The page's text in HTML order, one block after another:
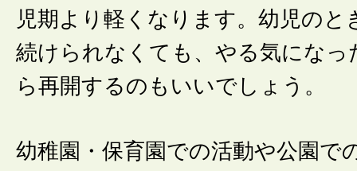
児期より軽くなります。幼児のと
続けられなくても、やる気になっ
ら再開するのもいいでしょう。
幼稚園・保育園での活動や公園で